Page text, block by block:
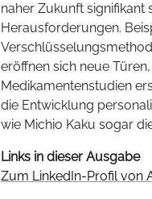
naher Zukunft signifikant
Herausforderungen.
eröffnen sich neue
Medikamentenstudien
die Entwicklung
wie Michio Kaku sogar
Links in dieser Ausgabe
Zum LinkedIn-Profil von